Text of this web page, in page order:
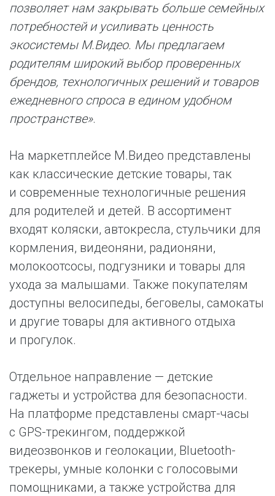
позволяет нам закрывать больше семейных
потребностей и усиливать ценность
экосистемы М.Видео. Мы предлагаем
родителям широкий выбор проверенных
брендов, технологичных решений и товаров
ежедневного спроса в едином удобном
пространстве».
На маркетплейсе М.Видео представлены
как классические детские товары, так
и современные технологичные решения
для родителей и детей. В ассортимент
входят коляски, автокресла, стульчики для
кормления, видеоняни, радионяни,
молокоотсосы, подгузники и товары для
ухода за малышами. Также покупателям
доступны велосипеды, беговелы, самокаты
и другие товары для активного отдыха
и прогулок.
Отдельное направление — детские
гаджеты и устройства для безопасности.
На платформе представлены смарт-часы
с GPS-трекингом, поддержкой
видеозвонков и геолокации, Bluetooth-
трекеры, умные колонки с голосовыми
помощниками, а также устройства для